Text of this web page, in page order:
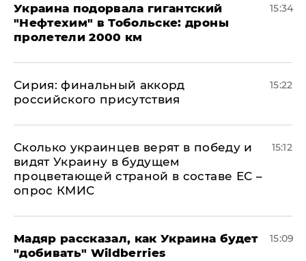
Украина подорвала гигантский
"Нефтехим" в Тобольске: дроны
пролетели 2000 км
15:34
​Сирия: финальный аккорд
российского присутствия
15:22
Сколько украинцев верят в победу и
видят Украину в будущем
процветающей страной в составе ЕС –
опрос КМИС
15:12
Мадяр рассказал, как Украина будет
"добивать" Wildberries
15:09